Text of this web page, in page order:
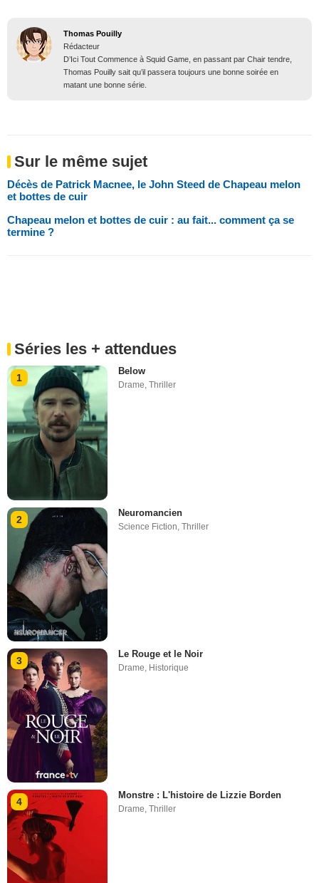
Thomas Pouilly
Rédacteur
D’Ici Tout Commence à Squid Game, en passant par Chair tendre,
Thomas Pouilly sait qu’il passera toujours une bonne soirée en
matant une bonne série.
Sur le même sujet
Décès de Patrick Macnee, le John Steed de Chapeau melon
et bottes de cuir
Chapeau melon et bottes de cuir : au fait... comment ça se
termine ?
Séries les + attendues
1
Below
Drame,Thriller
2
Neuromancien
Science Fiction ,Thriller
3
Le Rouge et le Noir
Drame, Historique
4
Monstre : L'histoire de Lizzie Borden
Drame,Thriller